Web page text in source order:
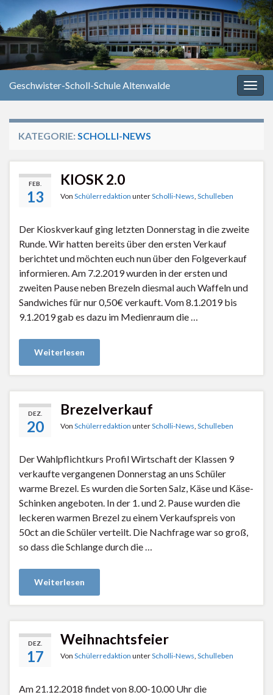
Geschwister-Scholl-Schule Altenwalde
KATEGORIE:SCHOLLI-NEWS
FEB.
13
KIOSK 2.0
Von Schülerredaktion unterScholli-News Schulleben
Der Kioskverkauf ging letzten Donnerstag in die zweite
Runde. Wir hatten bereits über den ersten Verkauf
berichtet und möchten euch nun über den Folgeverkauf
informieren. Am 7.2.2019 wurden in der ersten und
zweiten Pause neben Brezeln diesmal auch Waffeln und
Sandwiches für nur 0,50€ verkauft. Vom 8.1.2019 bis
9.1.2019 gab es dazu im Medienraum die …
Weiterlesen
DEZ.
20
Brezelverkauf
Von Schülerredaktion unterScholli-News Schulleben
Der Wahlpflichtkurs Profil Wirtschaft der Klassen 9
verkaufte vergangenen Donnerstag an uns Schüler
warme Brezel. Es wurden die Sorten Salz, Käse und Käse-
Schinken angeboten. In der 1. und 2. Pause wurden die
leckeren warmen Brezel zu einem Verkaufspreis von
50ct an die Schüler verteilt. Die Nachfrage war so groß,
so dass die Schlange durch die …
Weiterlesen
DEZ.
17
Weihnachtsfeier
Von Schülerredaktion unterScholli-News Schulleben
Am 21.12.2018 findet von 8.00-10.00 Uhr die